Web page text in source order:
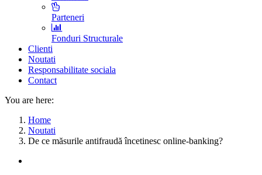
Parteneri
Fonduri Structurale
Clienti
Noutati
Responsabilitate sociala
Contact
You are here:
Home
Noutati
De ce măsurile antifraudă încetinesc online-banking?